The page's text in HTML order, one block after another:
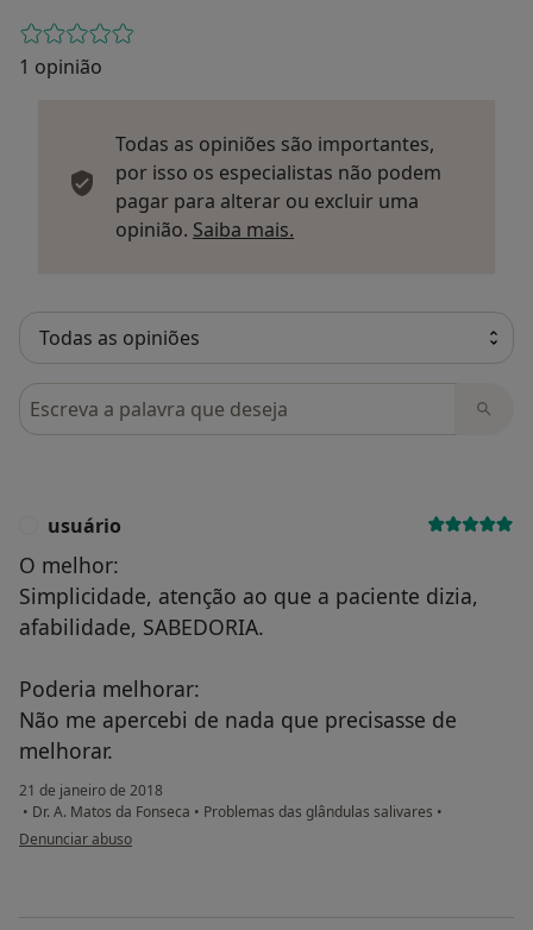
1 opinião
Todas as opiniões são importantes,
por isso os especialistas não podem
pagar para alterar ou excluir uma
opinião. Saiba mais.
Pesquisar em opiniões
usuário
O melhor:
Simplicidade, atenção ao que a paciente dizia,
afabilidade, SABEDORIA.
Poderia melhorar:
Não me apercebi de nada que precisasse de
melhorar.
21 de janeiro de 2018
• Dr. A. Matos da Fonseca • Problemas das glândulas salivares •
na opinião do utilizador usuário
Denunciar abuso